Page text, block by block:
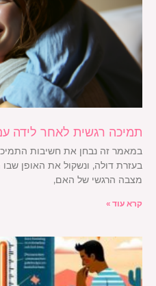
תמיכה רגשית לאחר לידה
במאמר זה נבחן את חשיבות
בעזרת דולה, ונשקול את האופן
מצבה הרגשי של האם,
קרא עוד »